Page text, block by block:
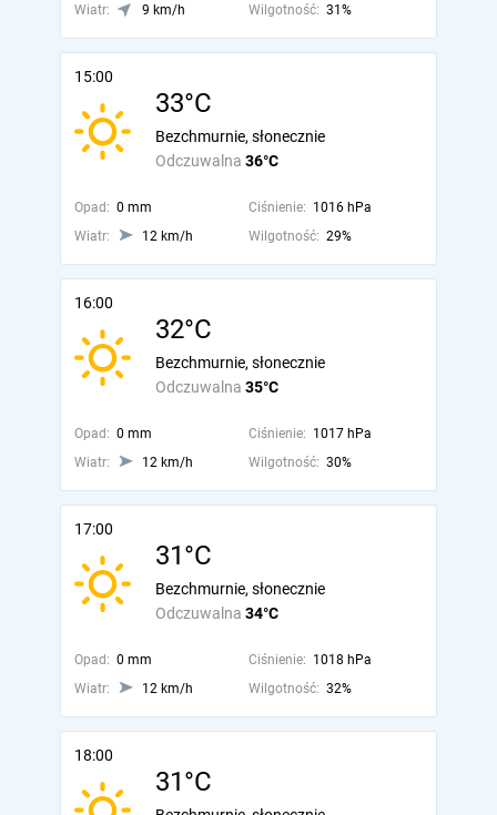
Wiatr:
9 km/h Wilgotność: 31%
15:00
33°C
Odczuwalna 36°C
Bezchmurnie, słonecznie
Opad: 0 mm Ciśnienie: 1016 hPa
Wiatr:
12 km/h Wilgotność: 29%
16:00
32°C
Odczuwalna 35°C
Bezchmurnie, słonecznie
Opad: 0 mm Ciśnienie: 1017 hPa
Wiatr:
12 km/h Wilgotność: 30%
17:00
31°C
Odczuwalna 34°C
Bezchmurnie, słonecznie
Opad: 0 mm Ciśnienie: 1018 hPa
Wiatr:
12 km/h Wilgotność: 32%
18:00
31°C